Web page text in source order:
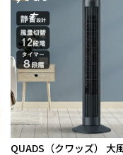
在庫切れ
QUADS（クワッズ） 大